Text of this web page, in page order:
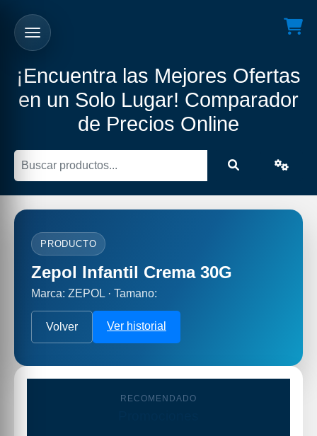
¡Encuentra las Mejores Ofertas
en un Solo Lugar! Comparador
de Precios Online
PRODUCTO
Zepol Infantil Crema 30G
Marca: ZEPOL · Tamano:
Volver Ver historial
RECOMENDADO